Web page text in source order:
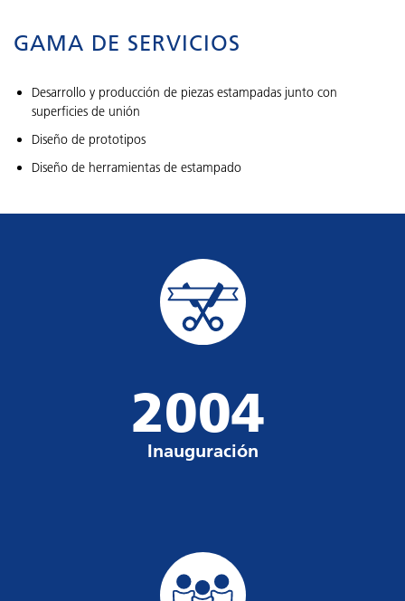
GAMA DE SERVICIOS
Desarrollo y producción de piezas estampadas junto con
superficies de unión
Diseño de prototipos
Diseño de herramientas de estampado
2004
Inauguración